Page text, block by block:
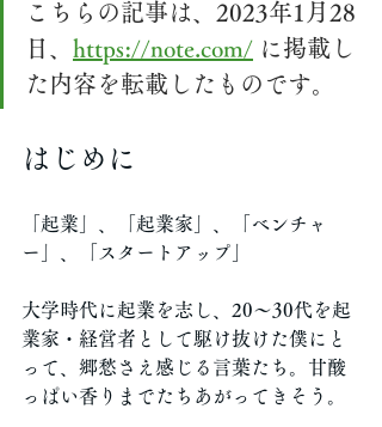
こちらの記事は、2023年1月28
日、 https://note.com/ に掲載し
た内容を転載したものです。
はじめに
「起業」、「起業家」、「ベンチャ
ー」、「スタートアップ」
大学時代に起業を志し、20〜30代を起
業家・経営者として駆け抜けた僕にと
って、郷愁さえ感じる言葉たち。甘酸
っぱい香りまでたちあがってきそう。